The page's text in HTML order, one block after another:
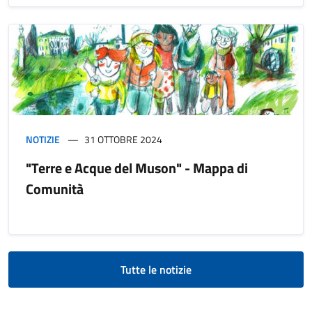
NOTIZIE 31 OTTOBRE 2024
"Terre e Acque del Muson" - Mappa di
Comunità
Tutte le notizie